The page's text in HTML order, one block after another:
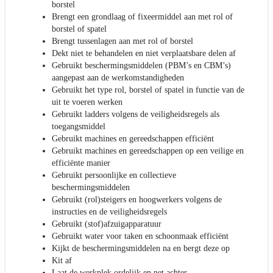
borstel
Brengt een grondlaag of fixeermiddel aan met rol of
borstel of spatel
Brengt tussenlagen aan met rol of borstel
Dekt niet te behandelen en niet verplaatsbare delen af
Gebruikt beschermingsmiddelen (PBM’s en CBM’s)
aangepast aan de werkomstandigheden
Gebruikt het type rol, borstel of spatel in functie van de
uit te voeren werken
Gebruikt ladders volgens de veiligheidsregels als
toegangsmiddel
Gebruikt machines en gereedschappen efficiënt
Gebruikt machines en gereedschappen op een veilige en
efficiënte manier
Gebruikt persoonlijke en collectieve
beschermingsmiddelen
Gebruikt (rol)steigers en hoogwerkers volgens de
instructies en de veiligheidsregels
Gebruikt (stof)afzuigapparatuur
Gebruikt water voor taken en schoonmaak efficiënt
Kijkt de beschermingsmiddelen na en bergt deze op
Kit af